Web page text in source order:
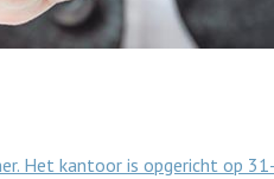
Het kantoor is opgericht op